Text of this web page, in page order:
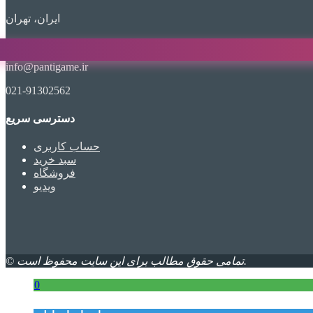
ایران، تهران
info@pantigame.ir
021-91302562
دسترسی سریع
حساب کاربری
سبد خرید
فروشگاه
ویدیو
© تمامی حقوق مطالب برای این سایت محفوظ است.
0